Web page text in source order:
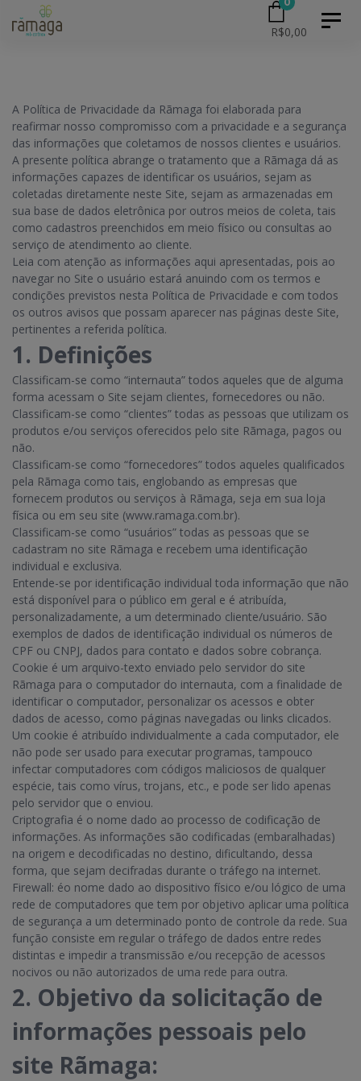
Skip
links
Skip
content
R$0,00
A Política de Privacidade da Rãmaga foi elaborada para
reafirmar nosso compromisso com a privacidade e a segurança
das informações que coletamos de nossos clientes e usuários.
A presente política abrange o tratamento que a Rãmaga dá as
informações capazes de identificar os usuários, sejam as
coletadas diretamente neste Site, sejam as armazenadas em
sua base de dados eletrônica por outros meios de coleta, tais
como cadastros preenchidos em meio físico ou consultas ao
serviço de atendimento ao cliente.
Leia com atenção as informações aqui apresentadas, pois ao
navegar no Site o usuário estará anuindo com os termos e
condições previstos nesta Política de Privacidade e com todos
os outros avisos que possam aparecer nas páginas deste Site,
pertinentes a referida política.
1. Definições
Classificam-se como “internauta” todos aqueles que de alguma
forma acessam o Site sejam clientes, fornecedores ou não.
Classificam-se como “clientes” todas as pessoas que utilizam os
produtos e/ou serviços oferecidos pelo site Rãmaga, pagos ou
não.
Classificam-se como “fornecedores” todos aqueles qualificados
pela Rãmaga como tais, englobando as empresas que
fornecem produtos ou serviços à Rãmaga, seja em sua loja
física ou em seu site (www.ramaga.com.br).
Classificam-se como “usuários” todas as pessoas que se
cadastram no site Rãmaga e recebem uma identificação
individual e exclusiva.
Entende-se por identificação individual toda informação que não
está disponível para o público em geral e é atribuída,
personalizadamente, a um determinado cliente/usuário. São
exemplos de dados de identificação individual os números de
CPF ou CNPJ, dados para contato e dados sobre cobrança.
Cookie é um arquivo-texto enviado pelo servidor do site
Rãmaga para o computador do internauta, com a finalidade de
identificar o computador, personalizar os acessos e obter
dados de acesso, como páginas navegadas ou links clicados.
Um cookie é atribuído individualmente a cada computador, ele
não pode ser usado para executar programas, tampouco
infectar computadores com códigos maliciosos de qualquer
espécie, tais como vírus, trojans, etc., e pode ser lido apenas
pelo servidor que o enviou.
Criptografia é o nome dado ao processo de codificação de
informações. As informações são codificadas (embaralhadas)
na origem e decodificadas no destino, dificultando, dessa
forma, que sejam decifradas durante o tráfego na internet.
Firewall: éo nome dado ao dispositivo físico e/ou lógico de uma
rede de computadores que tem por objetivo aplicar uma política
de segurança a um determinado ponto de controle da rede. Sua
função consiste em regular o tráfego de dados entre redes
distintas e impedir a transmissão e/ou recepção de acessos
nocivos ou não autorizados de uma rede para outra.
2. Objetivo da solicitação de
informações pessoais pelo
site Rãmaga: